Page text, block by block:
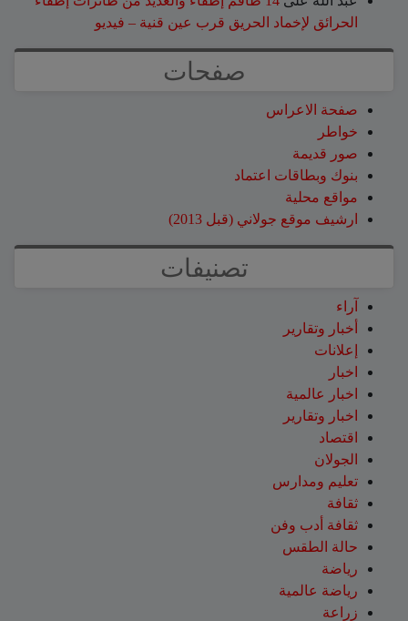
الحرائق لإخماد الحريق قرب عين قنية – فيديو
صفحات
صفحة الاعراس
خواطر
صور قديمة
بنوك وبطاقات اعتماد
مواقع محلية
ارشيف موقع جولاني (قبل 2013)
تصنيفات
آراء
أخبار وتقارير
إعلانات
اخبار
اخبار عالمية
اخبار وتقارير
اقتصاد
الجولان
تعليم ومدارس
ثقافة
ثقافة أدب وفن
حالة الطقس
رياضة
رياضة عالمية
زراعة